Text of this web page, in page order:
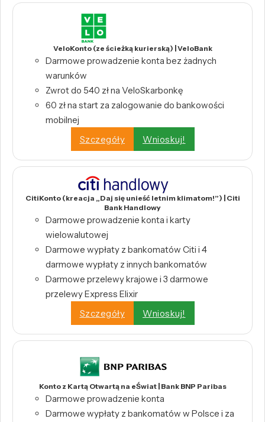
VeloKonto (ze ścieżką kurierską) | VeloBank
Darmowe prowadzenie konta bez żadnych
warunków
Zwrot do 540 zł na VeloSkarbonkę
60 zł na start za zalogowanie do bankowości
mobilnej
Szczegóły
Wnioskuj!
CitiKonto (kreacja „Daj się unieść letnim klimatom!”) | Citi
Bank Handlowy
Darmowe prowadzenie konta i karty
wielowalutowej
Darmowe wypłaty z bankomatów Citi i 4
darmowe wypłaty z innych bankomatów
Darmowe przelewy krajowe i 3 darmowe
przelewy Express Elixir
Szczegóły
Wnioskuj!
Konto z Kartą Otwartą na eŚwiat | Bank BNP Paribas
Darmowe prowadzenie konta
Darmowe wypłaty z bankomatów w Polsce i za